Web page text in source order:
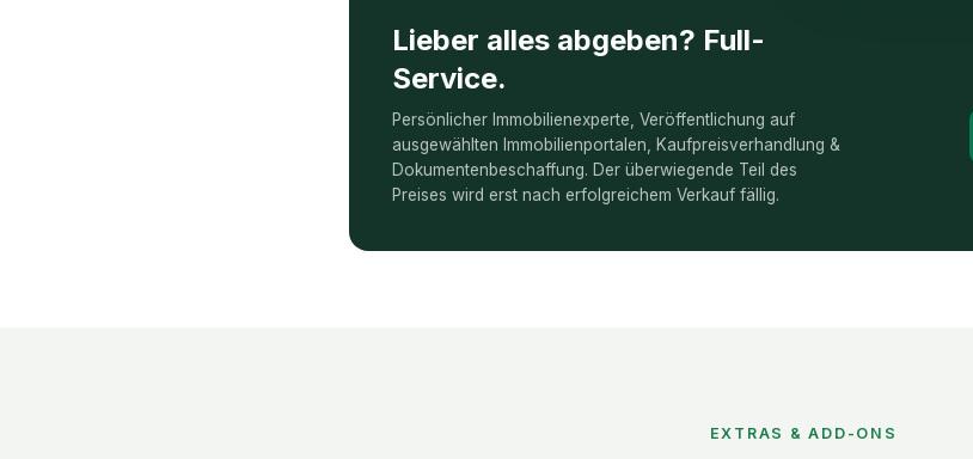
Lieber alles abgeben? Full-
Service.
Persönlicher Immobilienexperte, Veröffentlichung auf
ausgewählten Immobilienportalen, Kaufpreisverhandlung &
Dokumentenbeschaffung. Der überwiegende Teil des
Preises wird erst nach erfolgreichem Verkauf fällig.
EXTRAS & ADD-ONS